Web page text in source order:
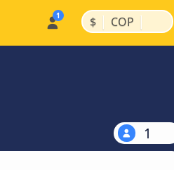
$ | COP |
1